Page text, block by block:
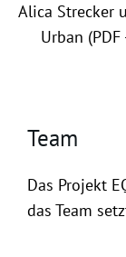
Alica Strecker
Urban (PDF
Team
Das Projekt
das Team